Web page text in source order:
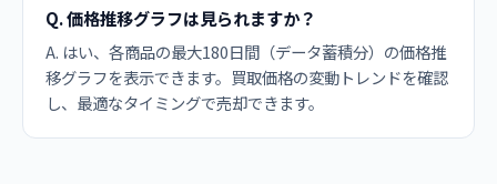
Q. 価格推移グラフは見られますか？
A. はい、各商品の最大180日間（データ蓄積分）の価格推
移グラフを表示できます。買取価格の変動トレンドを確認
し、最適なタイミングで売却できます。